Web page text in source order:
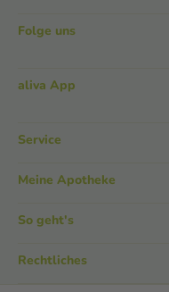
Folge uns
aliva App
Service
Meine Apotheke
So geht's
Rechtliches